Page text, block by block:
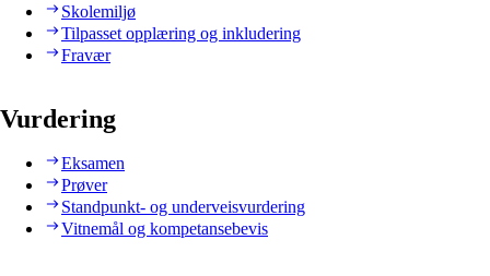
Skolemiljø
Tilpasset opplæring og inkludering
Fravær
Vurdering
Eksamen
Prøver
Standpunkt- og underveisvurdering
Vitnemål og kompetansebevis